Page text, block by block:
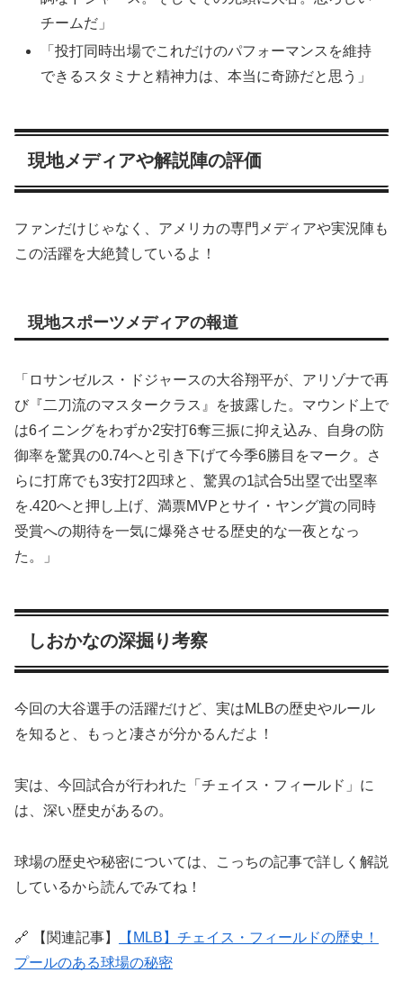
チームだ」
「投打同時出場でこれだけのパフォーマンスを維持
できるスタミナと精神力は、本当に奇跡だと思う」
現地メディアや解説陣の評価
ファンだけじゃなく、アメリカの専門メディアや実況陣も
この活躍を大絶賛しているよ！
現地スポーツメディアの報道
「ロサンゼルス・ドジャースの大谷翔平が、アリゾナで再
び『二刀流のマスタークラス』を披露した。マウンド上で
は6イニングをわずか2安打6奪三振に抑え込み、自身の防
御率を驚異の0.74へと引き下げて今季6勝目をマーク。さ
らに打席でも3安打2四球と、驚異の1試合5出塁で出塁率
を.420へと押し上げ、満票MVPとサイ・ヤング賞の同時
受賞への期待を一気に爆発させる歴史的な一夜となっ
た。」
しおかなの深掘り考察
今回の大谷選手の活躍だけど、実はMLBの歴史やルール
を知ると、もっと凄さが分かるんだよ！
実は、今回試合が行われた「チェイス・フィールド」に
は、深い歴史があるの。
球場の歴史や秘密については、こっちの記事で詳しく解説
しているから読んでみてね！
🔗 【関連記事】
【MLB】チェイス・フィールドの歴史！
プールのある球場の秘密